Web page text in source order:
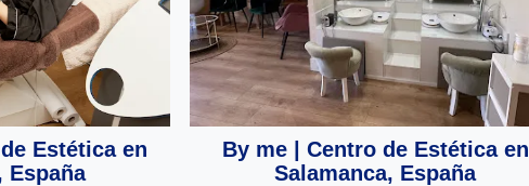
Estética en
España
By me | Centro de Estética en
Salamanca, España